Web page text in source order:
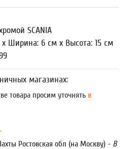
SCANIA
x Ширина: 6 см x Высота: 15 см
магазинах:
товара просим уточнять в
Ростовская обл (на Москву) - В